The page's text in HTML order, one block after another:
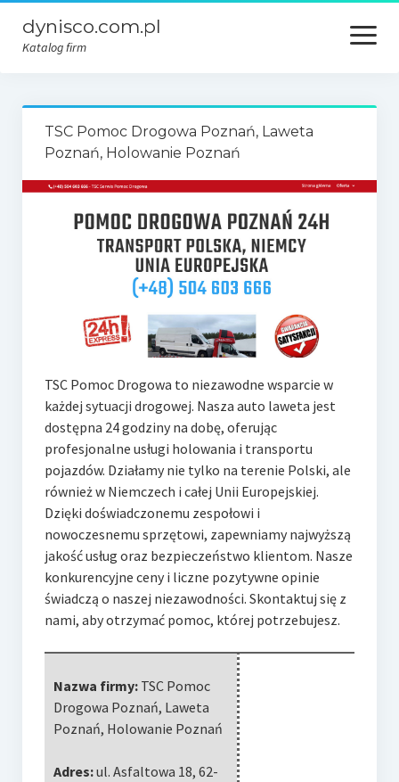
dynisco.com.pl
Katalog firm
open
menu
TSC Pomoc Drogowa Poznań, Laweta
Poznań, Holowanie Poznań
TSC Pomoc Drogowa to niezawodne wsparcie w
każdej sytuacji drogowej. Nasza auto laweta jest
dostępna 24 godziny na dobę, oferując
profesjonalne usługi holowania i transportu
pojazdów. Działamy nie tylko na terenie Polski, ale
również w Niemczech i całej Unii Europejskiej.
Dzięki doświadczonemu zespołowi i
nowoczesnemu sprzętowi, zapewniamy najwyższą
jakość usług oraz bezpieczeństwo klientom. Nasze
konkurencyjne ceny i liczne pozytywne opinie
świadczą o naszej niezawodności. Skontaktuj się z
nami, aby otrzymać pomoc, której potrzebujesz.
Nazwa firmy: TSC Pomoc
Drogowa Poznań, Laweta
Poznań, Holowanie Poznań
Adres:ul. Asfaltowa 18, 62-